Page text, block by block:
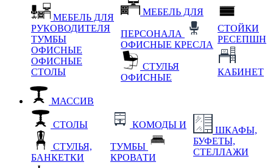
МЕБЕЛЬ ДЛЯ
РУКОВОДИТЕЛЯ
ТУМБЫ
ОФИСНЫЕ
ОФИСНЫЕ
СТОЛЫ
МЕБЕЛЬ ДЛЯ
ПЕРСОНАЛА
ОФИСНЫЕ КРЕСЛА
СТУЛЬЯ
ОФИСНЫЕ
СТОЙКИ
РЕСЕПШН
КАБИНЕТ
МАССИВ
СТОЛЫ
СТУЛЬЯ,
БАНКЕТКИ
КОМОДЫ И
ТУМБЫ
КРОВАТИ
ШКАФЫ,
БУФЕТЫ,
СТЕЛЛАЖИ